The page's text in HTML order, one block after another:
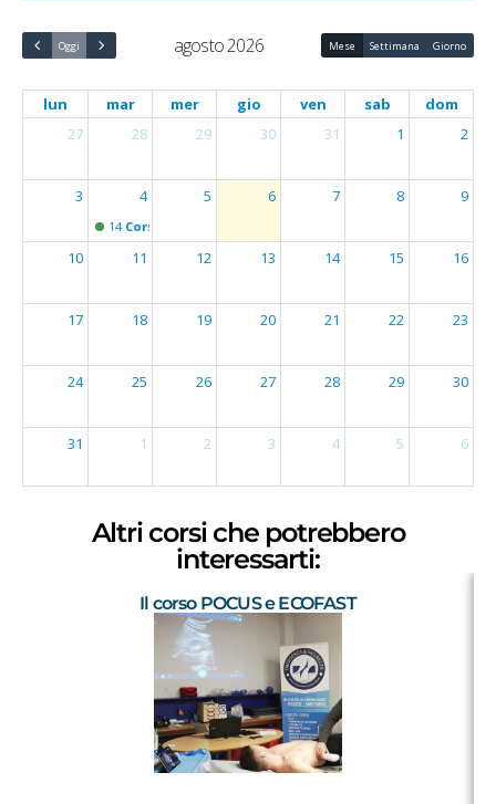
Oggi agosto 2026 Mese Settimana Giorno
lun mar mer gio ven sab
dom
27
28 29 30 31 1 2
3 4
14 Corso BLSD Adulto Bambino Infante 4 Agosto 2026
5 6 7 8 9
10 11 12 13 14 15 16
17 18 19 20 21 22 23
24 25 26 27 28 29 30
31 1 2 3 4 5 6
Altri corsi che potrebbero
interessarti:
Il corso POCUS e ECOFAST